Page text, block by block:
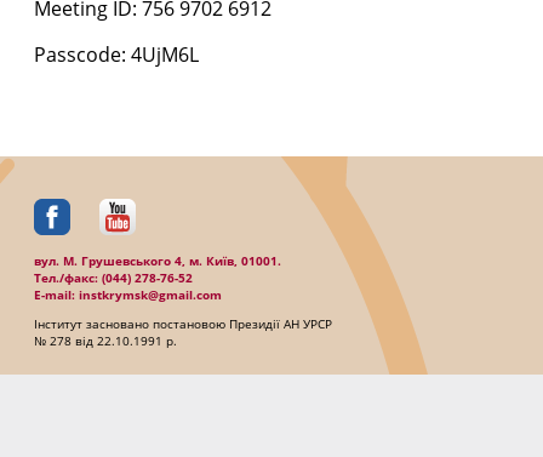
Meeting ID: 756 9702 6912
Passcode: 4UjM6L
вул. М. Грушевського 4, м. Київ, 01001.
Тел./факc: (044) 278-76-52
E-mail: instkrymsk@gmail.com
Інститут засновано постановою Президії АН УРСР
№ 278 від 22.10.1991 р.